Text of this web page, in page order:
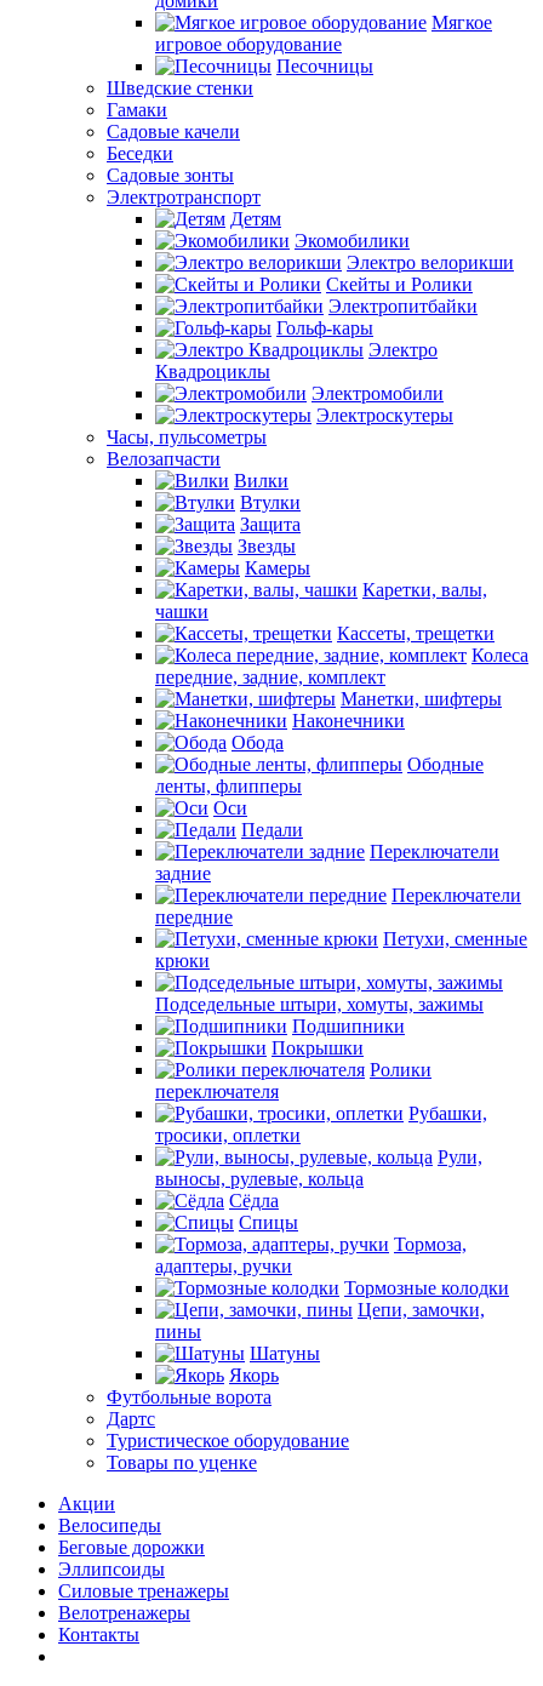
Мягкое
игровое оборудование
Песочницы
Шведские стенки
Гамаки
Садовые качели
Беседки
Садовые зонты
Электротранспорт
Детям
Экомобилики
Электро велорикши
Скейты и Ролики
Электропитбайки
Гольф-кары
Электро
Квадроциклы
Электромобили
Электроскутеры
Часы, пульсометры
Велозапчасти
Вилки
Втулки
Защита
Звезды
Камеры
Каретки, валы,
чашки
Кассеты, трещетки
Колеса
передние, задние, комплект
Манетки, шифтеры
Наконечники
Обода
Ободные
ленты, флипперы
Оси
Педали
Переключатели
задние
Переключатели
передние
Петухи, сменные
крюки
Подседельные штыри, хомуты, зажимы
Подшипники
Покрышки
Ролики
переключателя
Рубашки,
тросики, оплетки
Рули,
выносы, рулевые, кольца
Сёдла
Спицы
Тормоза,
адаптеры, ручки
Тормозные колодки
Цепи, замочки,
пины
Шатуны
Якорь
Футбольные ворота
Дартс
Туристическое оборудование
Товары по уценке
Акции
Велосипеды
Беговые дорожки
Эллипсоиды
Силовые тренажеры
Велотренажеры
Контакты